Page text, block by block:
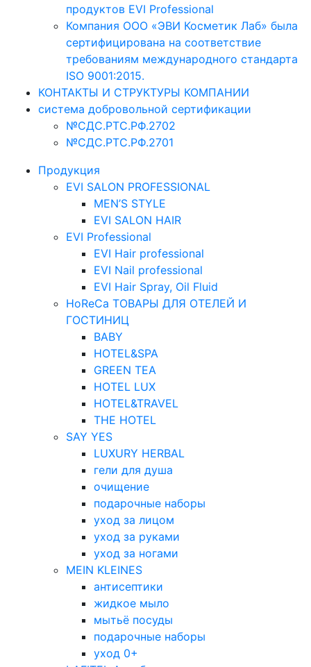
продуктов EVI Professional
Компания ООО «ЭВИ Косметик Лаб» была
сертифицирована на соответствие
требованиям международного стандарта
ISO 9001:2015.
КОНТАКТЫ И СТРУКТУРЫ КОМПАНИИ
система добровольной сертификации
№СДС.РТС.РФ.2702
№СДС.РТС.РФ.2701
Продукция
EVI SALON PROFESSIONAL
MEN’S STYLE
EVI SALON HAIR
EVI Professional
EVI Hair professional
EVI Nail professional
EVI Hair Spray, Oil Fluid
HoReCa ТОВАРЫ ДЛЯ ОТЕЛЕЙ И
ГОСТИНИЦ
BABY
HOTEL&SPA
GREEN TEA
HOTEL LUX
HOTEL&TRAVEL
THE HOTEL
SAY YES
LUXURY HERBAL
гели для душа
очищение
подарочные наборы
уход за лицом
уход за руками
уход за ногами
MEIN KLEINES
антисептики
жидкое мыло
мытьё посуды
подарочные наборы
уход 0+